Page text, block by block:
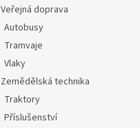
Veřejná doprava
Autobusy
Tramvaje
Vlaky
Zemědělská technika
Traktory
Příslušenství